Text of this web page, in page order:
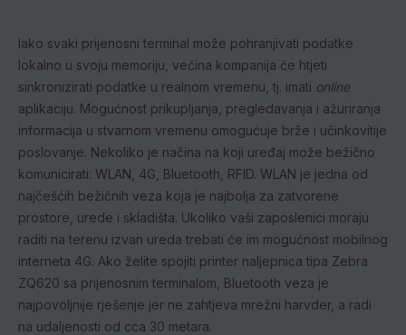
Iako svaki prijenosni terminal može pohranjivati podatke
lokalno u svoju memoriju, većina kompanija će htjeti
sinkronizirati podatke u realnom vremenu, tj. imati online
aplikaciju. Mogućnost prikupljanja, pregledavanja i ažuriranja
informacija u stvarnom vremenu omogućuje brže i učinkovitije
poslovanje. Nekoliko je načina na koji uređaj može bežično
komunicirati: WLAN, 4G, Bluetooth, RFID. WLAN je jedna od
najčešćih bežičnih veza koja je najbolja za zatvorene
prostore, urede i skladišta. Ukoliko vaši zaposlenici moraju
raditi na terenu izvan ureda trebati će im mogućnost mobilnog
interneta 4G. Ako želite spojiti printer naljepnica tipa Zebra
ZQ620 sa prijenosnim terminalom, Bluetooth veza je
najpovoljnije rješenje jer ne zahtjeva mrežni harvder, a radi
na udaljenosti od cca 30 metara.